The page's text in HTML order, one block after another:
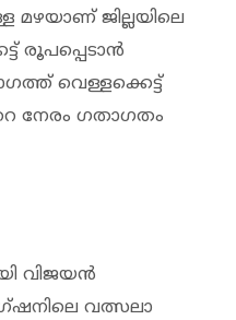
ജില്ലയിലെ
രൂപപ്പെടാന്‍
വെള്ളക്കെട്ട്
നേരം ഗതാഗതം
വിജയന്‍
വത്സലാ